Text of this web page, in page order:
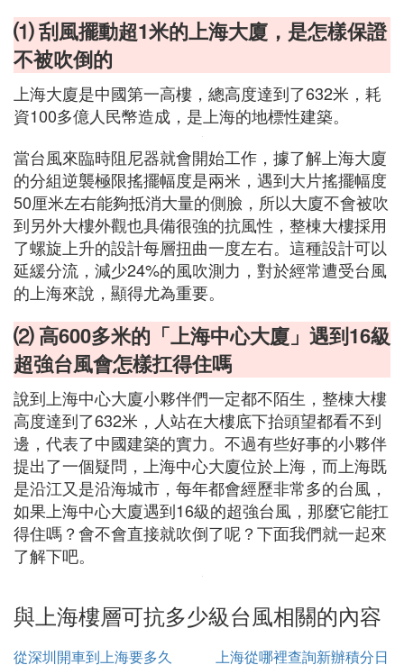
⑴ 刮風擺動超1米的上海大廈，是怎樣保證
不被吹倒的
上海大廈是中國第一高樓，總高度達到了632米，耗
資100多億人民幣造成，是上海的地標性建築。
當台風來臨時阻尼器就會開始工作，據了解上海大廈
的分組逆襲極限搖擺幅度是兩米，遇到大片搖擺幅度
50厘米左右能夠抵消大量的側臉，所以大廈不會被吹
到另外大樓外觀也具備很強的抗風性，整棟大樓採用
了螺旋上升的設計每層扭曲一度左右。這種設計可以
延緩分流，減少24%的風吹測力，對於經常遭受台風
的上海來說，顯得尤為重要。
⑵ 高600多米的「上海中心大廈」遇到16級
超強台風會怎樣扛得住嗎
說到上海中心大廈小夥伴們一定都不陌生，整棟大樓
高度達到了632米，人站在大樓底下抬頭望都看不到
邊，代表了中國建築的實力。不過有些好事的小夥伴
提出了一個疑問，上海中心大廈位於上海，而上海既
是沿江又是沿海城市，每年都會經歷非常多的台風，
如果上海中心大廈遇到16級的超強台風，那麼它能扛
得住嗎？會不會直接就吹倒了呢？下面我們就一起來
了解下吧。
與上海樓層可抗多少級台風相關的內容
從深圳開車到上海要多久 上海從哪裡查詢新辦積分日